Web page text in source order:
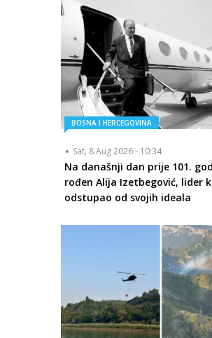
BOSNA I HERCEGOVINA
Sat, 8 Aug 2026 - 10:34
Na današnji dan prije 101.
rođen Alija Izetbegović, lider
odstupao od svojih ideala